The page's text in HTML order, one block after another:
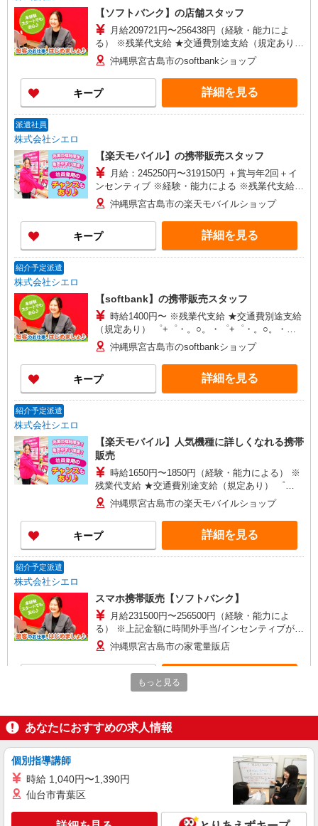
【ソフトバンク】の店舗スタッフ
月給209721円〜256438円（経験・能力によ
る） ※残業代支給 ★交通費別途支給（規定あり）
゜+゜・。○。・゜+゜・。○。・゜+゜ 入社祝い金
10万円支給(規定有) お友達を紹介頂くと, インセン
ティブ支給(規定有) ゜・。○。・゜+゜・。
○。・゜+゜
沖縄県宮古島市のsoftbankショップ
キープ 詳細を見る
派遣社員
株式会社シエロ
【楽天モバイル】の携帯販売スタッフ
月給：245250円〜319150円 ＋賞与年2回＋イ
ンセンティブ ※経験・能力による ※残業代支給
★交通費別途支給（規定あり） ゜+゜・。○。・゜
+゜・。○。・゜+゜ 入社祝い金10万円支給(規定
有) お友達を紹介頂くと, インセンティブ支給(規定
有) ゜・。○。・゜+゜・。○。・゜+゜
沖縄県宮古島市の楽天モバイルショップ
キープ 詳細を見る
紹介予定派遣
株式会社シエロ
【softbank】の携帯販売スタッフ
時給1400円〜 ※残業代支給 ★交通費別途支給
（規定あり） ゜+゜・。○。・゜+゜・。○。・゜
+゜ 入社祝い金10万円支給(規定有) お友達を紹介
頂くと, インセンティブ支給(規定有) ★月2回払
い・週払い可能（規程有）★ ゜・。○。・゜
+゜・。○。・゜+゜
沖縄県宮古島市のsoftbankショップ
キープ 詳細を見る
紹介予定派遣
株式会社シエロ
【楽天モバイル】人気機種に詳しくなれる携帯
販売
時給1650円〜1850円（経験・能力による） ※
残業代支給 ★交通費別途支給（規定あり） ゜
+゜・。○。・゜+゜・。○。・゜+゜ 入社祝い金10
万円支給(規定有) お友達を紹介頂くと, インセンテ
ィブ支給(規定有) ★月2回払い・週払い可能（規程
有）★ ゜・。○。・゜+゜・。○。・゜+゜
沖縄県宮古島市の楽天モバイルショップ
キープ 詳細を見る
紹介予定派遣
株式会社シエロ
スマホ携帯販売【ソフトバンク】
月給231500円〜256500円（経験・能力によ
る） ※上記金額に時間外手当/インセンティブが加
算 ・賞与あり・時間外手当あり（平均残業時間：
10h/月）・地域手当/職能手当あり・Workstyle支
援金（4000円/月）あり・実績によりインセンティ
ブあり ★交通費別途支給（規定あり） ゜+゜・。
○。・゜+゜・。○。・゜+゜ 入社祝い金10万円支
給(規定有) ゜・。○。・゜+゜・。○。・゜+゜
沖縄県宮古島市の家電量販店
株式会社シエロ
【ソフトバンク】の店舗スタッフ
月給209721円〜256438円（経験・能力によ
る） ※残業代支給 ★交通費別途支給（規定あり）
゜+゜・。○。・゜+゜・。○。・゜+゜ 入社祝い金
ティブ支給(規定有) ゜・。○。・゜+゜・。
○。・゜+゜
沖縄県宮古島市のsoftbankショップ
キープ 詳細を見る
もっと見る
あなたにおすすめの求人情報
個別指導講師
時給 1,040円〜1,390円
仙台市青葉区